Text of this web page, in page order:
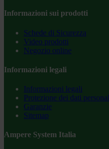
Informazioni sui prodotti
Schede di Sicurezza
Video prodotti
Negozio online
Informazioni legali
Informazioni legali
Protezione dei dati
Garanzie
Sitemap
Ampere System Italia